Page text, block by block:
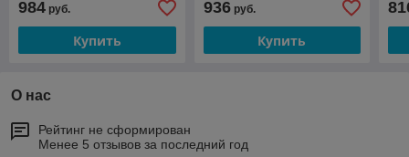
984 руб.
Купить
936руб.
Купить
О нас
Рейтинг не сформирован
Менее 5 отзывов за последний год